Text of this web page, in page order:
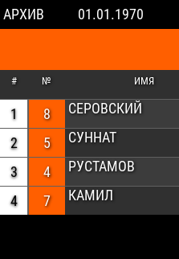
АРХИВ 01.01.1970
# № ИМЯ
1 8 СЕРОВСКИЙ
2
5 СУННАТ
3
4 РУСТАМОВ
4
7 КАМИЛ